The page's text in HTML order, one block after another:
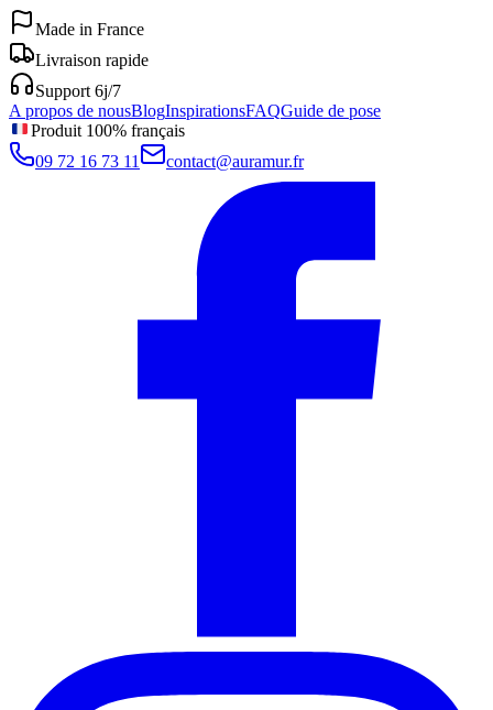
Made in France
Livraison rapide
Support 6j/7
A propos de nousBlogInspirationsFAQGuide de pose
Produit 100% français
09 72 16 73 11
contact@auramur.fr